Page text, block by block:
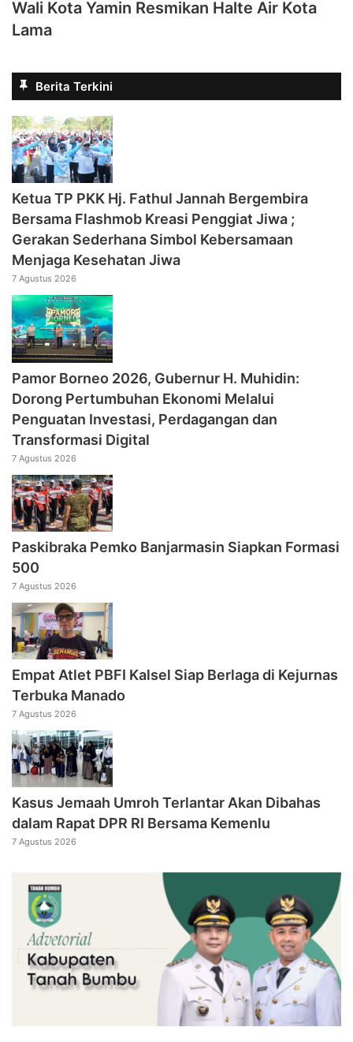
Wali Kota Yamin Resmikan Halte Air Kota
Lama
Berita Terkini
‎Ketua TP PKK Hj. Fathul Jannah Bergembira
Bersama Flashmob Kreasi Penggiat Jiwa ;
Gerakan Sederhana Simbol Kebersamaan
Menjaga Kesehatan Jiwa
7 Agustus 2026
Pamor Borneo 2026, Gubernur H. Muhidin:
Dorong Pertumbuhan Ekonomi Melalui
Penguatan Investasi, Perdagangan dan
Transformasi Digital
7 Agustus 2026
Paskibraka Pemko Banjarmasin Siapkan Formasi
500
7 Agustus 2026
Empat Atlet PBFI Kalsel Siap Berlaga di Kejurnas
Terbuka Manado
7 Agustus 2026
Kasus Jemaah Umroh Terlantar Akan Dibahas
dalam Rapat DPR RI Bersama Kemenlu
7 Agustus 2026